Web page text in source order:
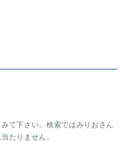
て下さい。検索ではみりおさん
たりません。